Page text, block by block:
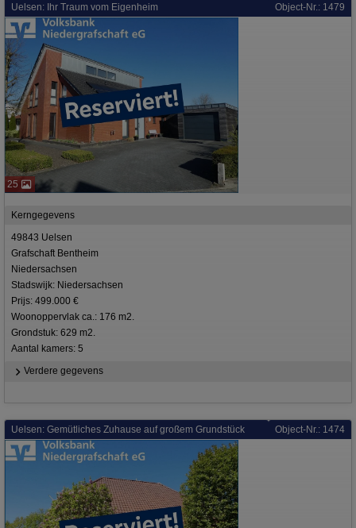
Uelsen: Ihr Traum vom Eigenheim Object-Nr.: 1479
25
Kerngegevens
49843 Uelsen
Grafschaft Bentheim
Niedersachsen
Stadswijk: Niedersachsen
Prijs: 499.000 €
Woonoppervlak ca.: 176 m2.
Grondstuk: 629 m2.
Aantal kamers: 5
Verdere gegevens
Uelsen: Gemütliches Zuhause auf großem Grundstück Object-Nr.: 1474